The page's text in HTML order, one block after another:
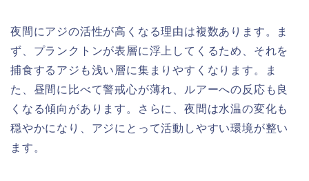
夜間にアジの活性が高くなる理由は複数あります。ま
ず、プランクトンが表層に浮上してくるため、それを
捕食するアジも浅い層に集まりやすくなります。ま
た、昼間に比べて警戒心が薄れ、ルアーへの反応も良
くなる傾向があります。さらに、夜間は水温の変化も
穏やかになり、アジにとって活動しやすい環境が整い
ます。